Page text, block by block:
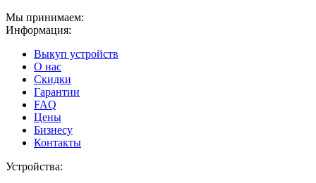
Мы принимаем:
Информация:
Выкуп устройств
О нас
Скидки
Гарантии
FAQ
Цены
Бизнесу
Контакты
Устройства: